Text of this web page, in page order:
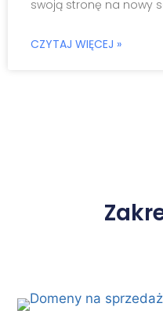
swoją stronę na nowy
CZYTAJ WIĘCEJ »